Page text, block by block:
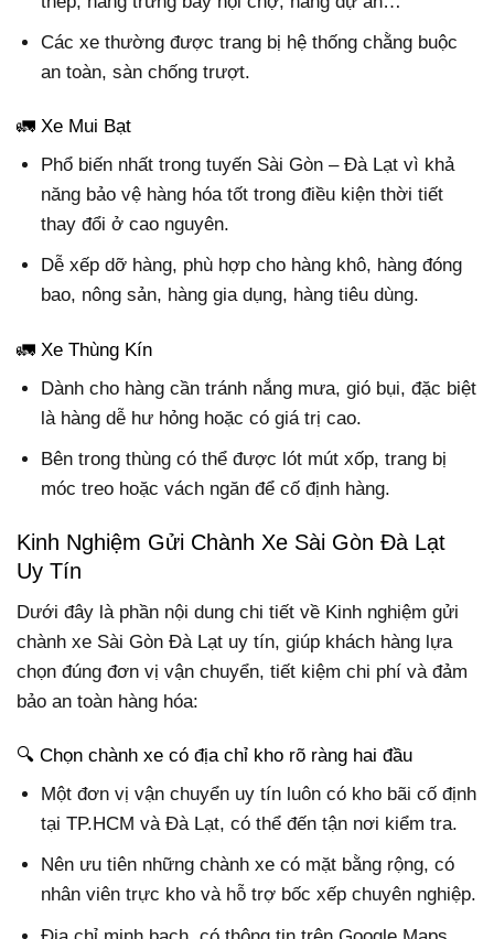
Các xe thường được trang bị hệ thống chằng buộc
an toàn, sàn chống trượt.
🚛 Xe Mui Bạt
Phổ biến nhất trong tuyến Sài Gòn – Đà Lạt vì khả
năng bảo vệ hàng hóa tốt trong điều kiện thời tiết
thay đổi ở cao nguyên.
Dễ xếp dỡ hàng, phù hợp cho hàng khô, hàng đóng
bao, nông sản, hàng gia dụng, hàng tiêu dùng.
🚛 Xe Thùng Kín
Dành cho hàng cần tránh nắng mưa, gió bụi, đặc biệt
là hàng dễ hư hỏng hoặc có giá trị cao.
Bên trong thùng có thể được lót mút xốp, trang bị
móc treo hoặc vách ngăn để cố định hàng.
Kinh Nghiệm Gửi Chành Xe Sài Gòn Đà Lạt
Uy Tín
Dưới đây là phần nội dung chi tiết về Kinh nghiệm gửi
chành xe Sài Gòn Đà Lạt uy tín, giúp khách hàng lựa
chọn đúng đơn vị vận chuyển, tiết kiệm chi phí và đảm
bảo an toàn hàng hóa:
🔍 Chọn chành xe có địa chỉ kho rõ ràng hai đầu
Một đơn vị vận chuyển uy tín luôn có kho bãi cố định
tại TP.HCM và Đà Lạt, có thể đến tận nơi kiểm tra.
Nên ưu tiên những chành xe có mặt bằng rộng, có
nhân viên trực kho và hỗ trợ bốc xếp chuyên nghiệp.